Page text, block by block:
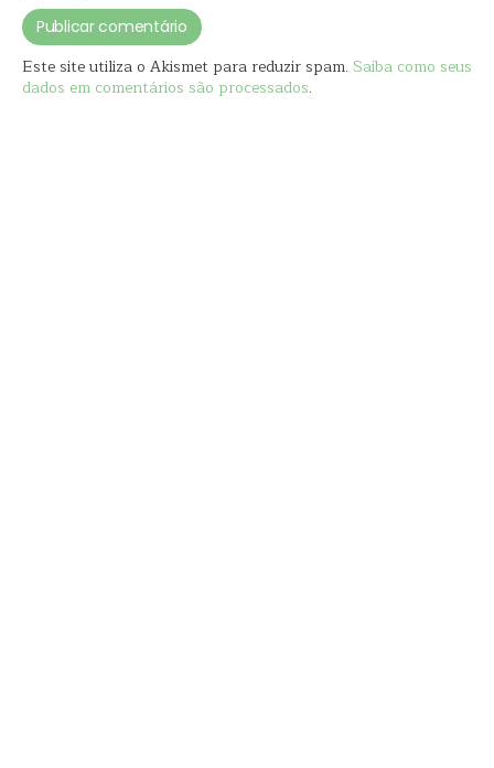
Este site utiliza o Akismet para reduzir spam. Saiba como seus
dados em comentários são processados.